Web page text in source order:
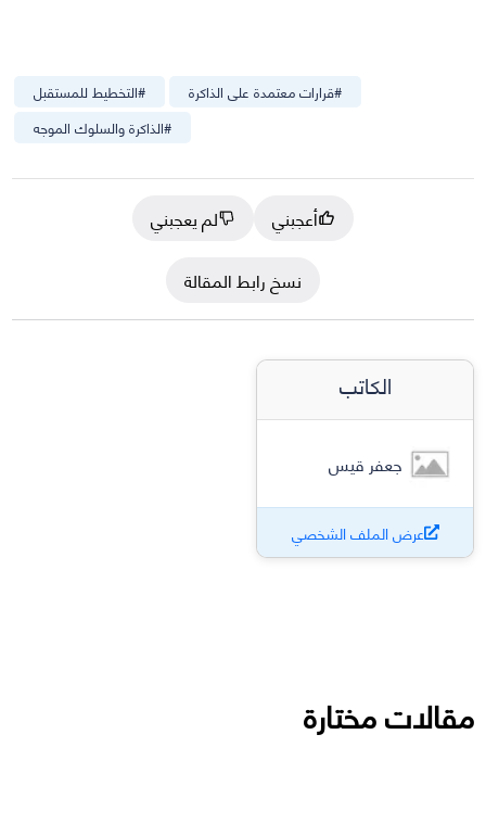
#التخطيط للمستقبل #قرارات معتمدة على الذاكرة
#الذاكرة والسلوك الموجه
أعجبني
لم يعجبني
نسخ رابط المقالة
الكاتب
جعفر قيس
عرض الملف الشخصي
مقالات مختارة